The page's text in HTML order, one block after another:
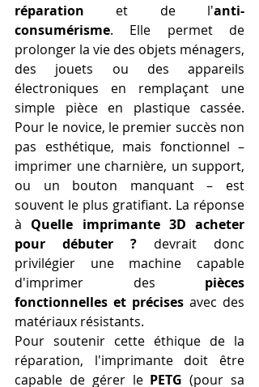
réparation et de l'anti-
consumérisme. Elle permet de
prolonger la vie des objets ménagers,
des jouets ou des appareils
électroniques en remplaçant une
simple pièce en plastique cassée.
Pour le novice, le premier succès non
pas esthétique, mais fonctionnel –
imprimer une charnière, un support,
ou un bouton manquant – est
souvent le plus gratifiant. La réponse
à Quelle imprimante 3D acheter
pour débuter ? devrait donc
privilégier une machine capable
d'imprimer des pièces
fonctionnelles et précises avec des
matériaux résistants.
Pour soutenir cette éthique de la
réparation, l'imprimante doit être
capable de gérer le PETG (pour sa